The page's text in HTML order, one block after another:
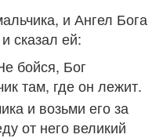
и Ангел Бога
сказал ей:
бойся, Бог
там, где он лежит.
и возьми его за
от него великий